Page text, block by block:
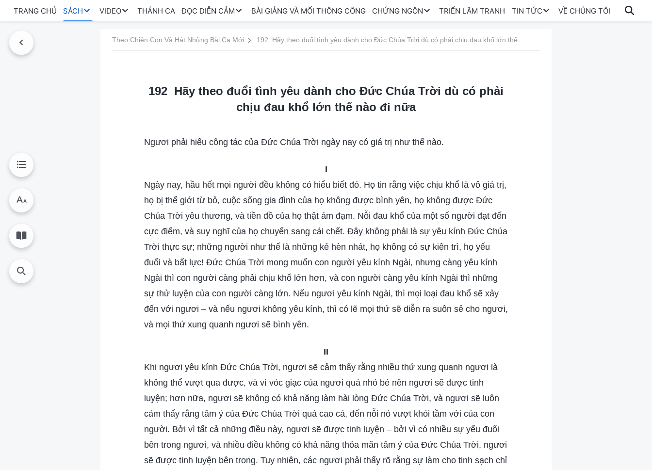
TRANG CHỦ SÁCH VIDEO THÁNH CA ĐỌC DIỄN CẢM BÀI GIẢNG VÀ MỐI THÔNG CÔNG CHỨNG NGÔN TRIỂN LÃM TRANH TIN TỨC VỀ CHÚNG TÔI
Theo Chiên Con Và Hát Những Bài Ca Mới
192 Hãy theo đuổi tình yêu dành cho Đức Chúa Trời dù có phải
chịu đau khổ lớn thế nào đi nữa
Ngươi phải hiểu công tác của Đức Chúa Trời ngày nay có giá trị như thế nào.
I
Ngày nay, hầu hết mọi người đều không có hiểu biết đó. Họ tin rằng việc chịu khổ là vô giá trị,
họ bị thế giới từ bỏ, cuộc sống gia đình của họ không được bình yên, họ không được Đức
Chúa Trời yêu thương, và tiền đồ của họ thật ảm đạm. Nỗi đau khổ của một số người đạt đến
cực điểm, và suy nghĩ của họ chuyển sang cái chết. Đây không phải là sự yêu kính Đức Chúa
Trời thực sự; những người như thế là những kẻ hèn nhát, họ không có sự kiên trì, họ yếu
đuối và bất lực! Đức Chúa Trời mong muốn con người yêu kính Ngài, nhưng càng yêu kính
Ngài thì con người càng phải chịu khổ lớn hơn, và con người càng yêu kính Ngài thì những
sự thử luyện của con người càng lớn. Nếu ngươi yêu kính Ngài, thì mọi loại đau khổ sẽ xảy
đến với ngươi – và nếu ngươi không yêu kính, thì có lẽ mọi thứ sẽ diễn ra suôn sẻ cho ngươi,
và mọi thứ xung quanh ngươi sẽ bình yên.
II
Khi ngươi yêu kính Đức Chúa Trời, ngươi sẽ cảm thấy rằng nhiều thứ xung quanh ngươi là
không thể vượt qua được, và vì vóc giạc của ngươi quá nhỏ bé nên ngươi sẽ được tinh
luyện; hơn nữa, ngươi sẽ không có khả năng làm hài lòng Đức Chúa Trời, và ngươi sẽ luôn
cảm thấy rằng tâm ý của Đức Chúa Trời quá cao cả, đến nỗi nó vượt khỏi tầm với của con
người. Bởi vì tất cả những điều này, ngươi sẽ được tinh luyện – bởi vì có nhiều sự yếu đuối
bên trong ngươi, và nhiều điều không có khả năng thỏa mãn tâm ý của Đức Chúa Trời, ngươi
sẽ được tinh luyện bên trong. Tuy nhiên, các ngươi phải thấy rõ rằng sự làm cho tinh sạch chỉ